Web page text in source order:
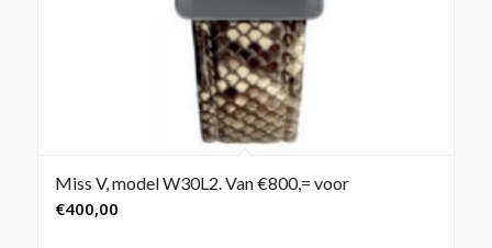
Miss V, model W30L2. Van €800,= voor
€400,00